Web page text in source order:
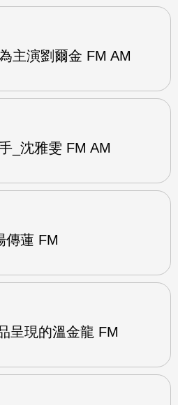
主演劉爾金 FM AM
_沈雅雯 FM AM
傳蓮 FM
呈現的溫金龍 FM